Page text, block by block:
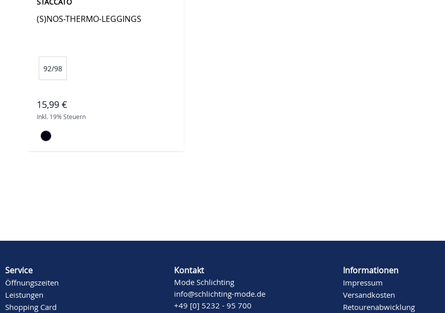
STACCATO
(S)NOS-THERMO-LEGGINGS
92/98
15,99 €
Inkl. 19% Steuern
Service
Öffnungszeiten
Leistungen
Shopping Card
Kontakt
Mode Schlichting
info@schlichting-mode.de
+49 [0] 5232 - 95 700
Informationen
Impressum
Versandkosten
Retourenabwicklung